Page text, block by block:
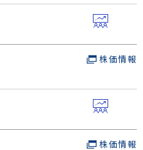
株価情報
株価情報